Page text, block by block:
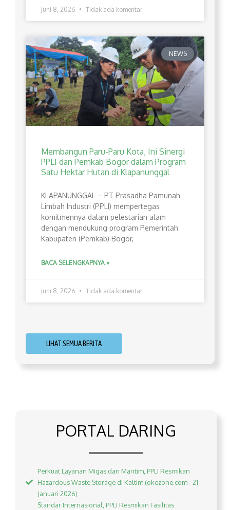
Juni 8, 2026 Tidak ada komentar
NEWS
Membangun Paru-Paru Kota, Ini Sinergi
PPLI dan Pemkab Bogor dalam Program
Satu Hektar Hutan di Klapanunggal
​KLAPANUNGGAL – PT Prasadha Pamunah
Limbah Industri (PPLI) mempertegas
komitmennya dalam pelestarian alam
dengan mendukung program Pemerintah
Kabupaten (Pemkab) Bogor,
BACA SELENGKAPNYA »
Juni 8, 2026 Tidak ada komentar
LIHAT SEMUA BERITA
PORTAL DARING
Perkuat Layanan Migas dan Maritim, PPLI Resmikan
Hazardous Waste Storage di Kaltim (okezone.com - 21
Januari 2026)
Standar Internasional, PPLI Resmikan Fasilitas